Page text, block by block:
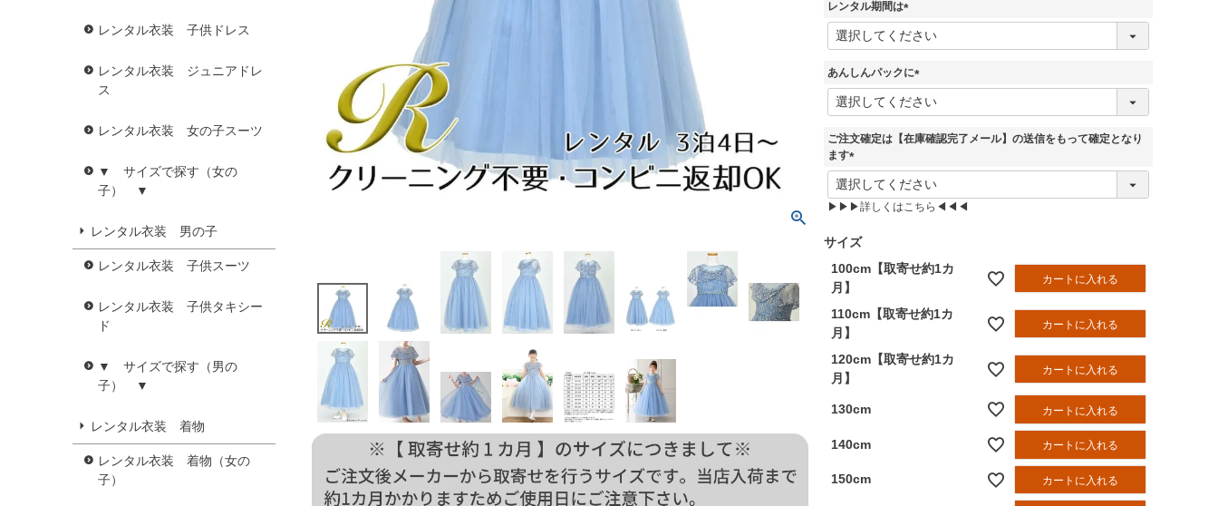
レンタル衣装 子供ドレス
レンタル衣装 ジュニアドレ
ス
レンタル衣装 女の子スーツ
▼ サイズで探す（女の
子） ▼
レンタル衣装 男の子
レンタル衣装 子供スーツ
レンタル衣装 子供タキシー
ド
▼ サイズで探す（男の
子） ▼
レンタル衣装 着物
レンタル衣装 着物（女の
子）
)
レンタル期間は
(
必
)
あんしんパックに
(
必
)
ご注文確定は【在庫確認完了メール】の送信をもって確定となり
ます
(
必
須
▶▶▶詳しくはこちら◀◀◀
サイズ
100cm【取寄せ約1カ
月】
カートに入れる
110cm【取寄せ約1カ
月】
カートに入れる
120cm【取寄せ約1カ
月】
カートに入れる
130cm カートに入れる
140cm カートに入れる
150cm カートに入れる